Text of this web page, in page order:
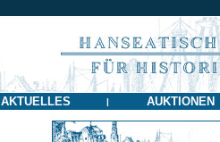
AKTUELLES | AUKTIONEN